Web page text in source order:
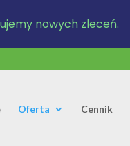
Oferta Cennik
nowych zleceń.